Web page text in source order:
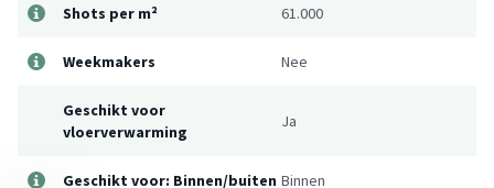
Shots per m² 61.000
Weekmakers Nee
Geschikt voor
vloerverwarming
Ja
Geschikt voor: Binnen/buiten Binnen